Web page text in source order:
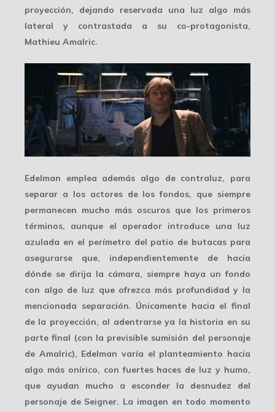
proyección, dejando reservada una luz algo más
lateral y contrastada a su co-protagonista,
Mathieu Amalric.
Edelman emplea además algo de contraluz, para
separar a los actores de los fondos, que siempre
permanecen mucho más oscuros que los primeros
términos, aunque el operador introduce una luz
azulada en el perímetro del patio de butacas para
asegurarse que, independientemente de hacia
dónde se dirija la cámara, siempre haya un fondo
con algo de luz que ofrezca más profundidad y la
mencionada separación. Únicamente hacia el final
de la proyección, al adentrarse ya la historia en su
parte final (con la previsible sumisión del personaje
de Amalric), Edelman varía el planteamiento hacia
algo más onírico, con fuertes haces de luz y humo,
que ayudan mucho a esconder la desnudez del
personaje de Seigner. La imagen en todo momento